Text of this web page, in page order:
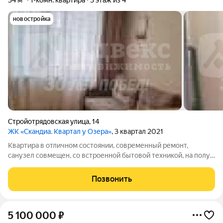
новостройка
Стройотрядовская улица,14
ЖК «Скандиа. Квартал у Озера», 3 квартал 2021
Квартира в отличном состоянии, современный ремонт,
санузел совмещен, со встроенной бытовой техникой, на полу
после ремонта. Хорошая инфраструктура, рядом магазины,
транспортная развязка в любом
Позвонить
5 100 000 ₽